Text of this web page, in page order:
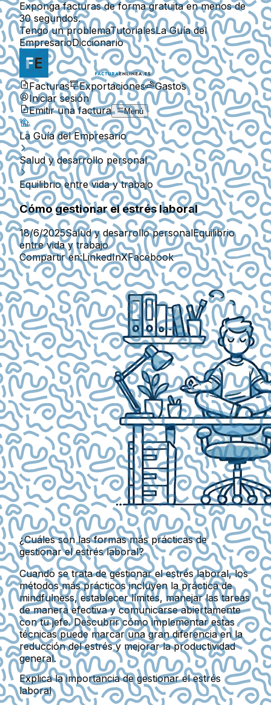
Exponga facturas de forma gratuita en menos de
30 segundos.
Tengo un problemaTutorialesLa Guía del
EmpresarioDiccionario
Facturas Exportaciones
Gastos
Iniciar sesión
Emitir una factura
Menú
La Guía del Empresario
Salud y desarrollo personal
Equilibrio entre vida y trabajo
Cómo gestionar el estrés laboral
18/6/2025Salud y desarrollo personalEquilibrio
entre vida y trabajo
Compartir en:LinkedInXFacebook
¿Cuáles son las formas más prácticas de
gestionar el estrés laboral?
Cuando se trata de gestionar el estrés laboral, los
métodos más prácticos incluyen la práctica de
mindfulness, establecer límites, manejar las tareas
de manera efectiva y comunicarse abiertamente
con tu jefe. Descubrir cómo implementar estas
técnicas puede marcar una gran diferencia en la
reducción del estrés y mejorar la productividad
general.
Explica la importancia de gestionar el estrés
laboral